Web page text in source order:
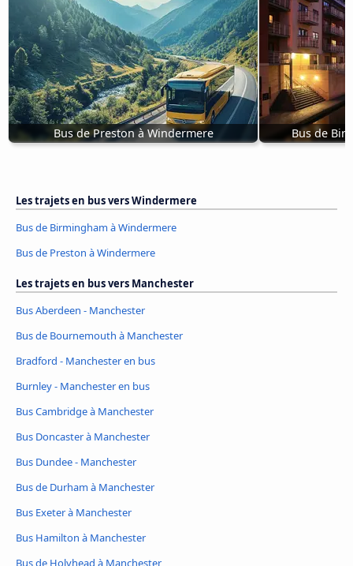
Bus de Preston à Windermere Bus de
Les trajets en bus vers Windermere
Bus de Birmingham à Windermere
Bus de Preston à Windermere
Les trajets en bus vers Manchester
Bus Aberdeen - Manchester
Bus de Bournemouth à Manchester
Bradford - Manchester en bus
Burnley - Manchester en bus
Bus Cambridge à Manchester
Bus Doncaster à Manchester
Bus Dundee - Manchester
Bus de Durham à Manchester
Bus Exeter à Manchester
Bus Hamilton à Manchester
Bus de Holyhead à Manchester